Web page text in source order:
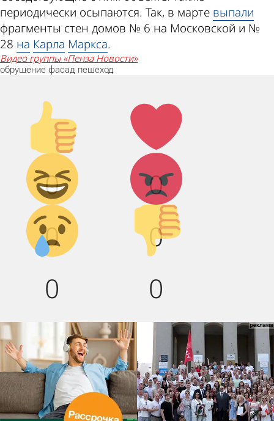
периодически осыпаются. Так, в марте выпали
фрагменты стен домов № 6 на Московской и №
28 на Карла Маркса.
видео группы «Пенза Новости»
обрушение фасад пешеход
Палец
вверх!
0
Лайк!
0
Дикий
смех!
0
Агрессия!
0
Грусть :(
0
Палец
вниз!
0